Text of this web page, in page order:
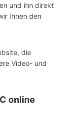
und ihn direkt
Ihnen den
die
Video- und
online